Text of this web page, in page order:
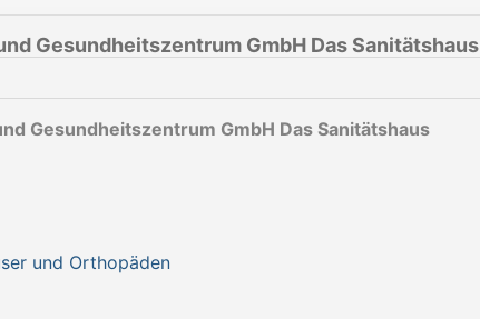
Gesundheitszentrum GmbH Das Sanitätshaus
Gesundheitszentrum GmbH Das Sanitätshaus
und Orthopäden